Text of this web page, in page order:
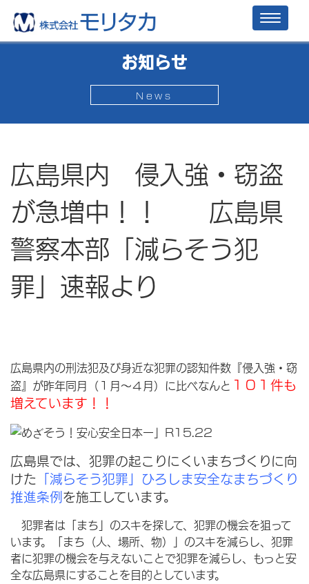
お知らせ
News
広島県内 侵入強・窃盗
が急増中！！ 広島県
警察本部「減らそう犯
罪」速報より
広島県内の刑法犯及び身近な犯罪の認知件数『侵入強・窃
盗』が昨年同月（１月～４月）に比べなんと １０１件も
増えています！！
広島県では、犯罪の起こりにくいまちづくりに向
けた 「減らそう犯罪」ひろしま安全なまちづくり
推進条例を施工しています。
犯罪者は「まち」のスキを探して、犯罪の機会を狙って
います。「まち（人、場所、物）」のスキを減らし、犯罪
者に犯罪の機会を与えないことで犯罪を減らし、もっと安
全な広島県にすることを目的としています。